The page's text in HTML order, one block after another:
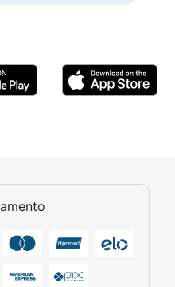
Essa